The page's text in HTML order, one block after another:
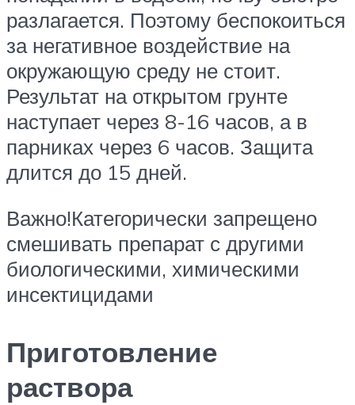
разлагается. Поэтому беспокоиться
за негативное воздействие на
окружающую среду не стоит.
Результат на открытом грунте
наступает через 8-16 часов, а в
парниках через 6 часов. Защита
длится до 15 дней.
Важно!Категорически запрещено
смешивать препарат с другими
биологическими, химическими
инсектицидами
Приготовление
раствора